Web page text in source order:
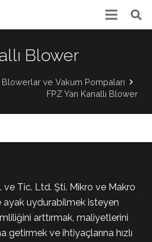
Blower
Blowerlar ve Vakum Pompaları
FPZ Yan Kanallı Blower
ve Tic. Ltd. Şti. Mikro ve Makro
ayak uydurabilmek isteyen
arttırmak, maliyetlerini
ve ihtiyaçlarına hızlı